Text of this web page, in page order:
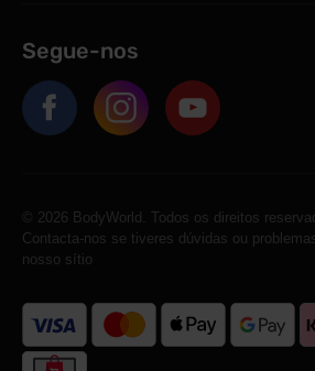
Segue-nos
© 2026 BodyWorld. Todos os direitos
Contacta-nos se tiveres dúvidas ou
nosso sítio